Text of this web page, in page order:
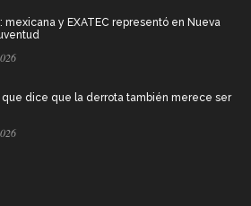
mexicana y EXATEC representó en Nueva
que dice que la derrota también merece ser